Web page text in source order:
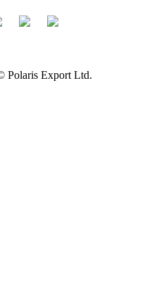
Polaris Export Ltd.